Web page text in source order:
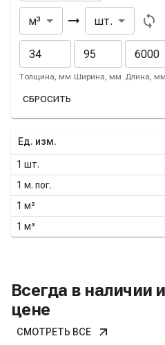
Из
м³
В
шт.
Толщина, мм Ширина, мм Длина, мм
СБРОСИТЬ
Ед. изм.
1 шт.
1 м. пог.
1 м²
1 м³
Всегда в наличии
цене
СМОТРЕТЬ ВСЕ